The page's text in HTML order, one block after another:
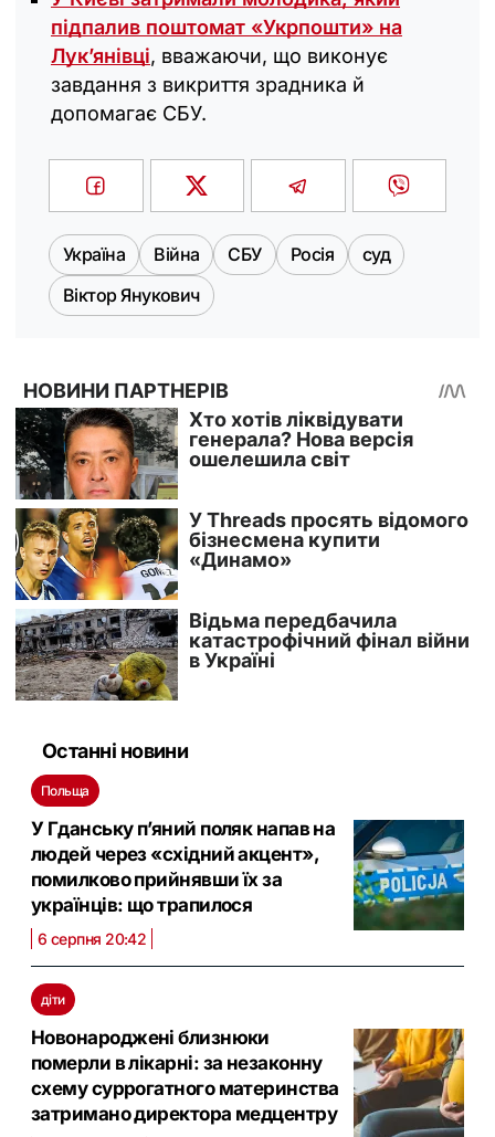
підпалив поштомат «Укрпошти» на
Лукʼянівці, вважаючи, що виконує
завдання з викриття зрадника й
допомагає СБУ.
Україна Війна СБУ Росія
суд
Віктор Янукович
Останні новини
Польща
У Гданську п’яний поляк напав на
людей через «східний акцент»,
помилково прийнявши їх за
українців: що трапилося
6 серпня 20:42
діти
Новонароджені близнюки
померли в лікарні: за незаконну
схему суррогатного материнства
затримано директора медцентру